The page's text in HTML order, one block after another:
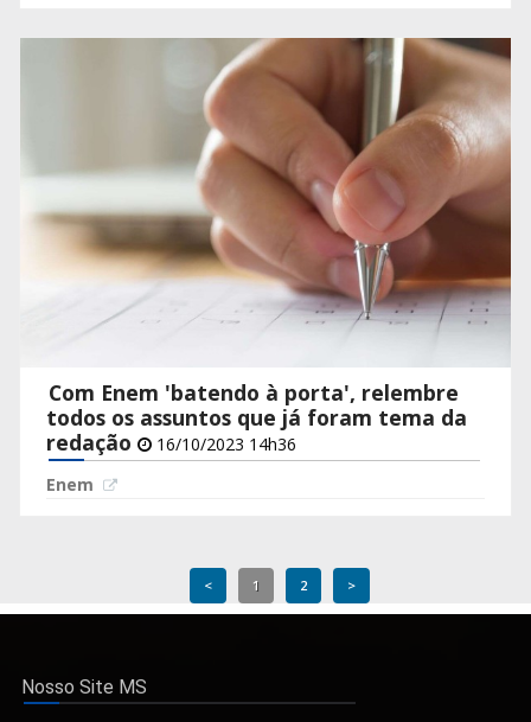
Com Enem 'batendo à porta', relembre
todos os assuntos que já foram tema da
redação
16/10/2023 14h36
Enem
< 1 2 >
Nosso Site MS